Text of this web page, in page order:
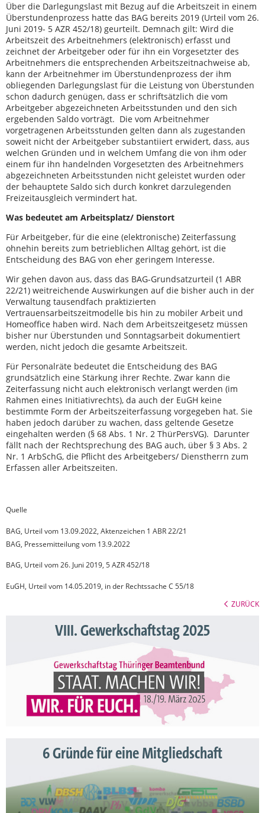
Über die Darlegungslast mit Bezug auf die Arbeitszeit in einem
Überstundenprozess hatte das BAG bereits 2019 (Urteil vom 26.
Juni 2019- 5 AZR 452/18) geurteilt. Demnach gilt: Wird die
Arbeitszeit des Arbeitnehmers (elektronisch) erfasst und
zeichnet der Arbeitgeber oder für ihn ein Vorgesetzter des
Arbeitnehmers die entsprechenden Arbeitszeitnachweise ab,
kann der Arbeitnehmer im Überstundenprozess der ihm
obliegenden Darlegungslast für die Leistung von Überstunden
schon dadurch genügen, dass er schriftsätzlich die vom
Arbeitgeber abgezeichneten Arbeitsstunden und den sich
ergebenden Saldo vorträgt. Die vom Arbeitnehmer
vorgetragenen Arbeitsstunden gelten dann als zugestanden
soweit nicht der Arbeitgeber substantiiert erwidert, dass, aus
welchen Gründen und in welchem Umfang die von ihm oder
einem für ihn handelnden Vorgesetzten des Arbeitnehmers
abgezeichneten Arbeitsstunden nicht geleistet wurden oder
der behauptete Saldo sich durch konkret darzulegenden
Freizeitausgleich vermindert hat.
Was bedeutet am Arbeitsplatz/ Dienstort
Für Arbeitgeber, für die eine (elektronische) Zeiterfassung
ohnehin bereits zum betrieblichen Alltag gehört, ist die
Entscheidung des BAG von eher geringem Interesse.
Wir gehen davon aus, dass das BAG-Grundsatzurteil (1 ABR
22/21) weitreichende Auswirkungen auf die bisher auch in der
Verwaltung tausendfach praktizierten
Vertrauensarbeitszeitmodelle bis hin zu mobiler Arbeit und
Homeoffice haben wird. Nach dem Arbeitszeitgesetz müssen
bisher nur Überstunden und Sonntagsarbeit dokumentiert
werden, nicht jedoch die gesamte Arbeitszeit.
Für Personalräte bedeutet die Entscheidung des BAG
grundsätzlich eine Stärkung ihrer Rechte. Zwar kann die
Zeiterfassung nicht auch elektronisch verlangt werden (im
Rahmen eines Initiativrechts), da auch der EuGH keine
bestimmte Form der Arbeitszeiterfassung vorgegeben hat. Sie
haben jedoch darüber zu wachen, dass geltende Gesetze
eingehalten werden (§ 68 Abs. 1 Nr. 2 ThürPersVG). Darunter
fällt nach der Rechtsprechung des BAG auch, über § 3 Abs. 2
Nr. 1 ArbSchG, die Pflicht des Arbeitgebers/ Dienstherrn zum
Erfassen aller Arbeitszeiten.
Quelle
BAG, Urteil vom 13.09.2022, Aktenzeichen 1 ABR 22/21
BAG, Pressemitteilung vom 13.9.2022
BAG, Urteil vom 26. Juni 2019, 5 AZR 452/18
EuGH, Urteil vom 14.05.2019, in der Rechtssache C 55/18
ZURÜCK
VIII. Gewerkschaftstag 2025
6 Gründe für eine Mitgliedschaft